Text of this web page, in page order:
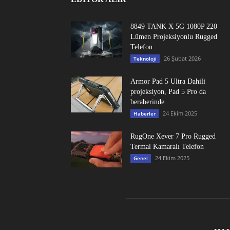
8849 TANK X 5G 1080P 220
Lümen Projeksiyonlu Rugged
Telefon
Teknoloji 26 Şubat 2026
Armor Pad 5 Ultra Dahili
projeksiyon, Pad 5 Pro da
beraberinde...
Haberler 24 Ekim 2025
RugOne Xever 7 Pro Rugged
Termal Kamaralı Telefon
Genel 24 Ekim 2025